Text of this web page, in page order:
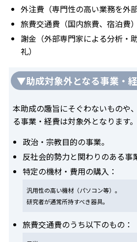
外注費（専門性の高い業務を外
旅費交通費（国内旅費、宿泊費）
謝金（外部専門家による分析・
礼）
▼助成対象外となる事業・
本助成の趣旨にそぐわないものや
る事業・経費は対象外となります。
政治・宗教目的の事業。
反社会的勢力と関わりのある事
特定の機材・費用の購入：
汎用性の高い機材（パソコン等）。
研究者が通常所持すべき器具。
旅費交通費のうち以下のもの：